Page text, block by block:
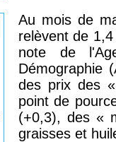
Au mois de
relèvent de
note de
Démographie
des prix des
point de
(+0,3), des «
graisses et